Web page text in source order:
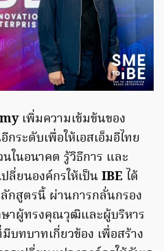
เพิ่มความเข้มข้นของ
กระดับเพื่อให้เอสเอ็มอีไทย
นอนาคต รู้วิธีการ และ
ลี่ยนองค์กรให้เป็นIBE ได้
กสูตรนี้ ผ่านการกลั่นกรอง
าผู้ทรงคุณวุฒิและผู้บริหาร
บทบาทเกี่ยวข้อง เพื่อสร้าง